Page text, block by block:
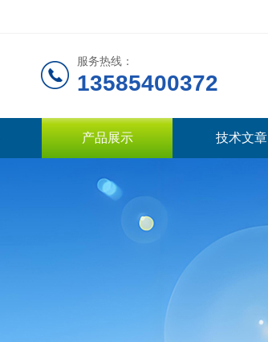
服务热线：
13585400372
产品展示 技术文章